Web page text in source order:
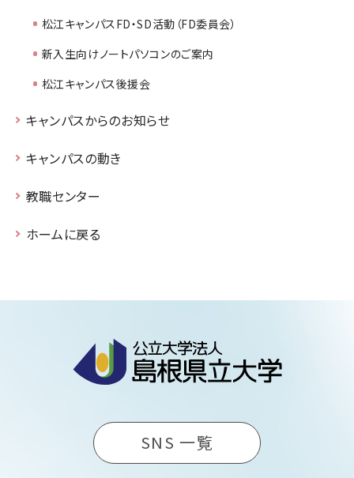
松江キャンパスFD・SD活動（FD委員会）
新入生向けノートパソコンのご案内
松江キャンパス後援会
キャンパスからのお知らせ
キャンパスの動き
教職センター
ホームに戻る
SNS 一覧